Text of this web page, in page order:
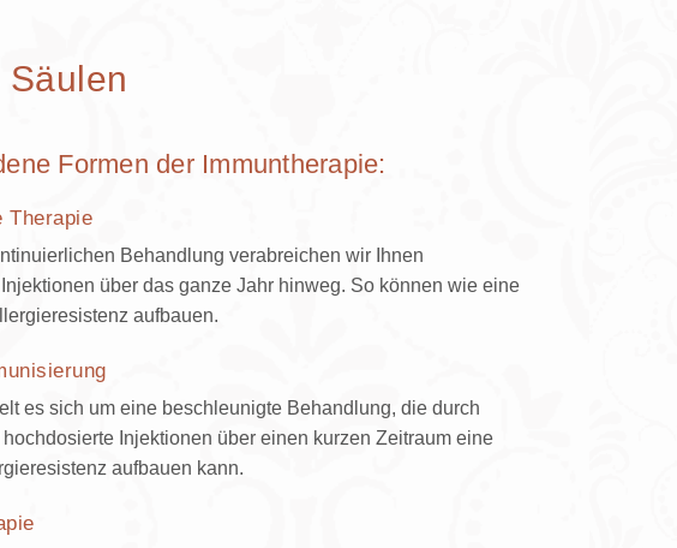
Formen der Immuntherapie:
Therapie
Behandlung verabreichen wir Ihnen
über das ganze Jahr hinweg. So können wie eine
aufbauen.
es sich um eine beschleunigte Behandlung, die durch
Injektionen über einen kurzen Zeitraum eine
aufbauen kann.